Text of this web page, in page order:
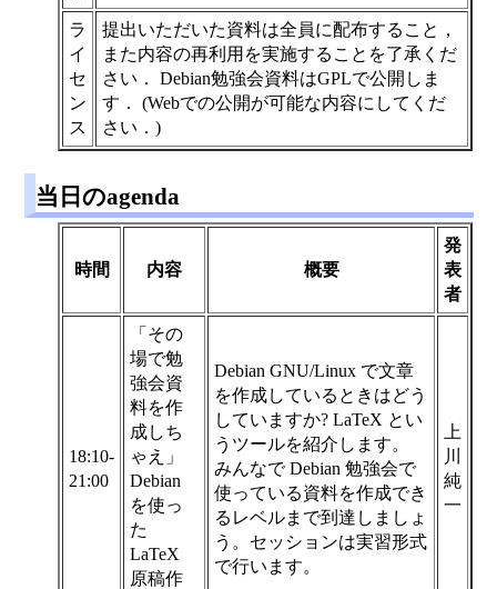
ラ
イ
セ
ン
ス
提出いただいた資料は全員に配布すること，
また内容の再利用を実施することを了承くだ
さい． Debian勉強会資料はGPLで公開しま
す． (Webでの公開が可能な内容にしてくだ
さい．)
当日のagenda
時間 内容 概要
発
表
者
18:10-
21:00
「その
場で勉
強会資
料を作
成しち
ゃえ」
Debian
を使っ
た
LaTeX
原稿作
Debian GNU/Linux で文章
を作成しているときはどう
していますか? LaTeX とい
うツールを紹介します。
みんなで Debian 勉強会で
使っている資料を作成でき
るレベルまで到達しましょ
う。セッションは実習形式
で行います。
上
川
純
一